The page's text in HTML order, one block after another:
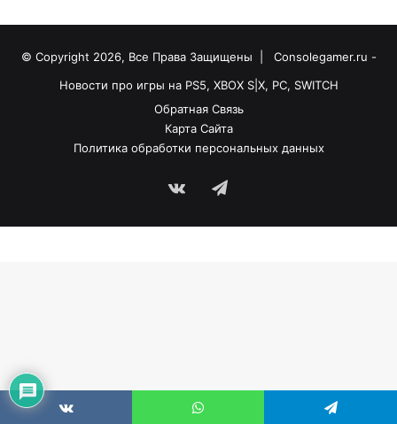
© Copyright 2026, Все Права Защищены |
Consolegamer.ru -
Новости про игры на PS5, XBOX S|X, PC, SWITCH
Обратная Связь
Карта Сайта
Политика обработки персональных данных